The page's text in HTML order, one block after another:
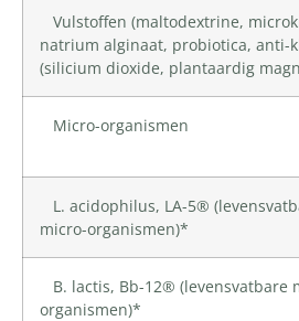
Vulstoffen (maltodextrine,
natrium alginaat, probiotica, anti-
(silicium dioxide, plantaardig
Micro-organismen
L. acidophilus, LA-5®
micro-organismen)*
B. lactis, Bb-12® (levensvatbare
organismen)*